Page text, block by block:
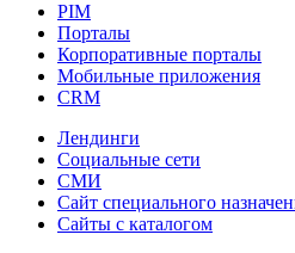
PIM
Порталы
Корпоративные порталы
Мобильные приложения
CRM
Лендинги
Социальные сети
СМИ
Сайт специального
Сайты с каталогом